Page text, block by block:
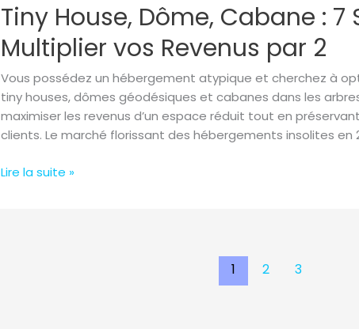
Tiny House, Dôme, Cabane :
Multiplier vos Revenus par 2
Vous possédez un hébergement atypique et cherchez à
tiny houses, dômes géodésiques et cabanes dans les
maximiser les revenus d’un espace réduit tout en
clients. Le marché florissant des hébergements insolites en
House,
Dôme,
Cabane
7
Stratégies
pour
Multiplier
vos
Lire la suite »
1 2 3